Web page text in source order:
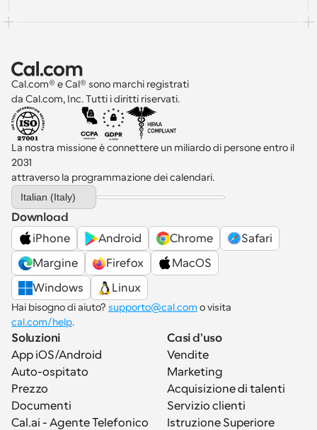
Cal.com® e Cal® sono marchi registrati
da Cal.com, Inc. Tutti i diritti riservati.
La nostra missione è connettere un miliardo di persone entro il
2031
attraverso la programmazione dei calendari.
Select Language
Italian (Italy)
Download
iPhone
Android Chrome
Safari
Margine
Firefox
MacOS
Windows
Linux
Hai bisogno di aiuto? supporto@cal.com
cal.com/help.
Soluzioni
App iOS/Android
Auto-ospitato
Prezzo
Documenti
Cal.ai - Agente Telefonico
Casi d'uso
Vendite
Marketing
Acquisizione di talenti
Servizio clienti
Istruzione Superiore